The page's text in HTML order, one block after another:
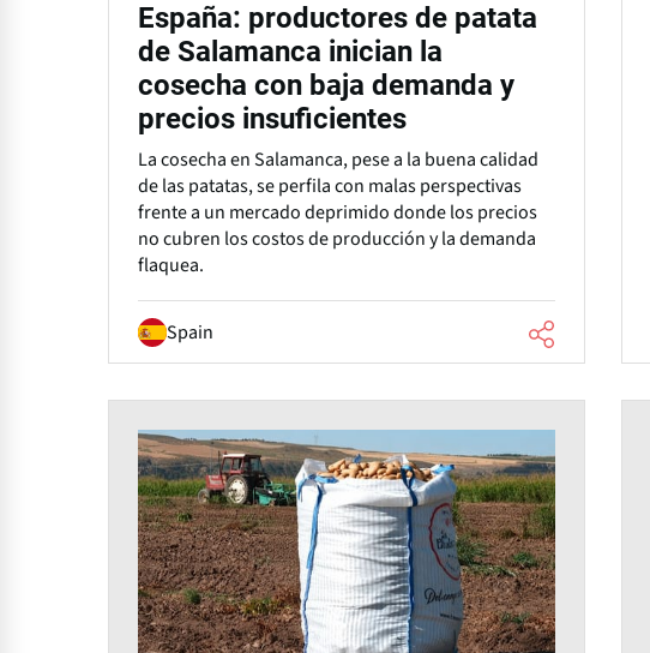
España: productores de patata
de Salamanca inician la
cosecha con baja demanda y
precios insuficientes
La cosecha en Salamanca, pese a la buena calidad
de las patatas, se perfila con malas perspectivas
frente a un mercado deprimido donde los precios
no cubren los costos de producción y la demanda
flaquea.
Spain